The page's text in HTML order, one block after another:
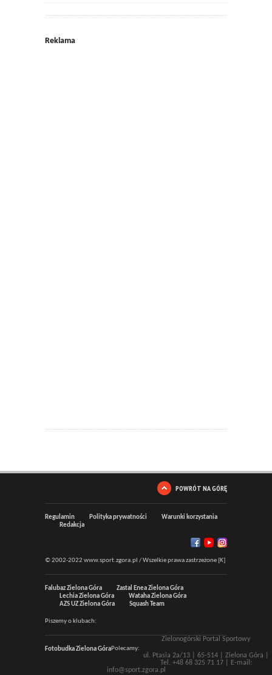
Reklama
POWRÓT NA GÓRĘ
Regulamin Polityka prywatności
Warunki korzystania
Redakcja
© 2002-2022 www.sport.zgora.pl / Wszelkie prawa zastrzeżone [K]
Falubaz Zielona Góra
Zastal Enea Zielona Góra
Lechia Zielona Góra
Wataha Zielona Góra
AZS UZ Zielona Góra
Squash Team
Piszemy o klubach:
Fotobudka Zielona GóraPolecamy:
Zielonogórski Portal Sportowy
ul. Ptasia 2a/13 | 65-514| Zielona Góra
Tel. +48 68 325 71 17| E-mail:
info@sport.zgora.pl